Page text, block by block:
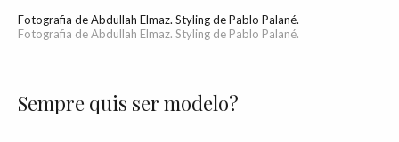
Fotografia de Abdullah Elmaz. Styling de Pablo Palané.
Fotografia de Abdullah Elmaz. Styling de Pablo Palané.
Sempre quis ser modelo?